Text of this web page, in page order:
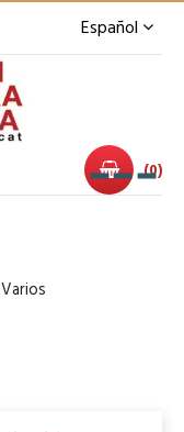
Español
0
Varios